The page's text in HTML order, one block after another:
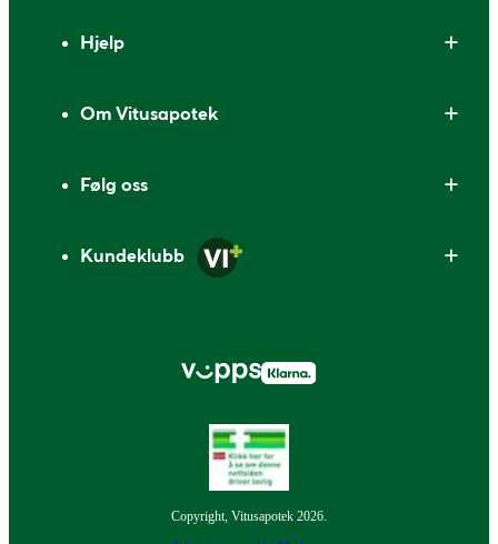
Hjelp
Om Vitusapotek
Følg oss
Kundeklubb
Copyright, Vitusapotek 2026.